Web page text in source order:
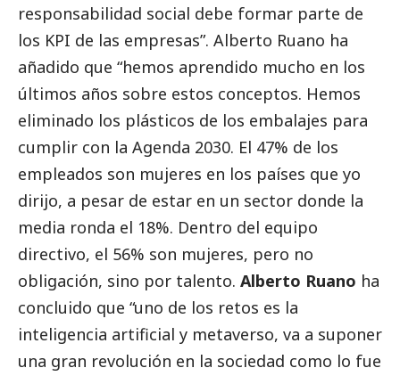
responsabilidad social debe formar parte de
los KPI de las empresas”. Alberto Ruano ha
añadido que “hemos aprendido mucho en los
últimos años sobre estos conceptos. Hemos
eliminado los plásticos de los embalajes para
cumplir con la Agenda 2030. El 47% de los
empleados son mujeres en los países que yo
dirijo, a pesar de estar en un sector donde la
media ronda el 18%. Dentro del equipo
directivo, el 56% son mujeres, pero no
obligación, sino por talento. Alberto Ruano ha
concluido que “uno de los retos es la
inteligencia artificial y metaverso, va a suponer
una gran revolución en la sociedad como lo fue